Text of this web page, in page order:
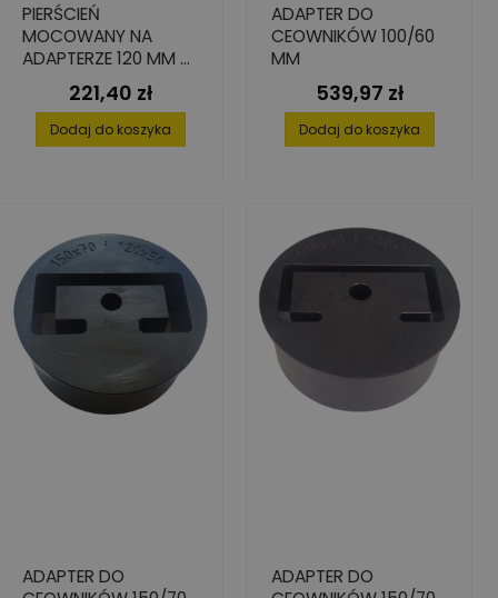
PIERŚCIEŃ
MOCOWANY NA
ADAPTERZE 120 MM -
Cena
221,40 zł
Dodaj do koszyka
ADAPTER DO
CEOWNIKÓW 100/60
MM
Cena
539,97 zł
Dodaj do koszyka
ADAPTER DO
ADAPTER DO